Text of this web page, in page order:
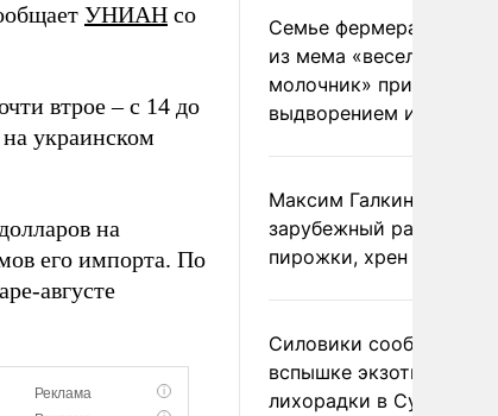
УНИАН со
втрое – с 14 до
украинском
на
его импорта. По
августе
Семье фермера
из мема «веселый
молочник» пригрозили
выдворением из
Максим Галкин
зарубежный райдер
пирожки, хрен и морс
Силовики сообщили о
вспышке экзотической
лихорадки в Сумской